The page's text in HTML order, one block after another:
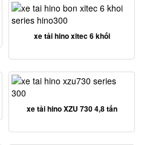
xe tải hino xitec 6 khối
xe tải hino XZU 730 4,8 tấn